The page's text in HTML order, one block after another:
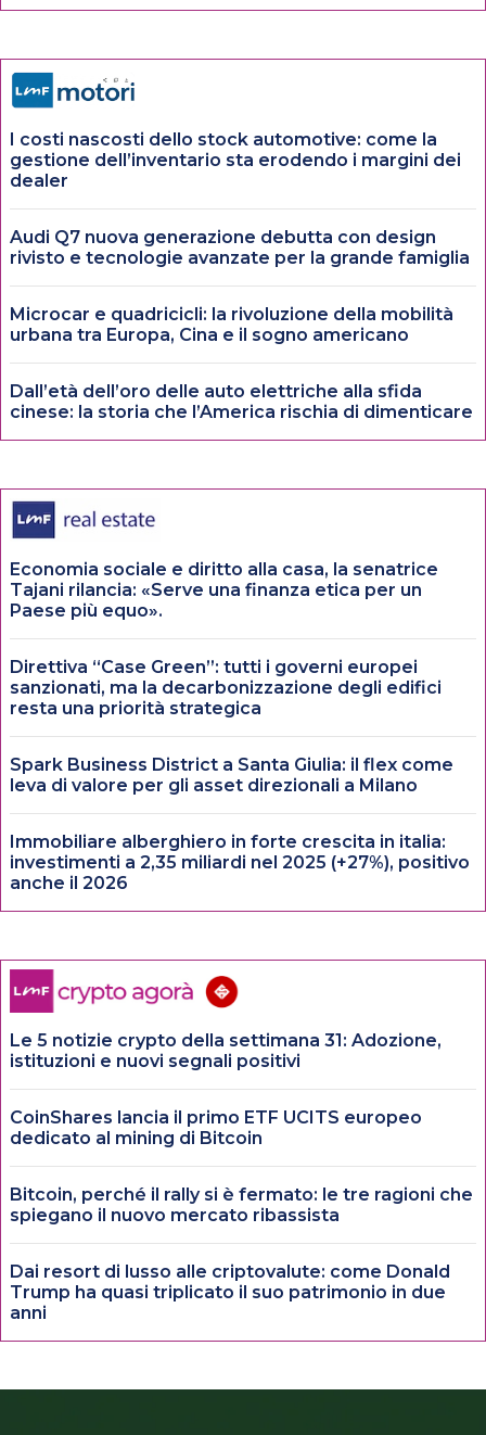
I costi nascosti dello stock automotive: come la
gestione dell’inventario sta erodendo i margini dei
dealer
Audi Q7 nuova generazione debutta con design
rivisto e tecnologie avanzate per la grande famiglia
Microcar e quadricicli: la rivoluzione della mobilità
urbana tra Europa, Cina e il sogno americano
Dall’età dell’oro delle auto elettriche alla sfida
cinese: la storia che l’America rischia di dimenticare
Economia sociale e diritto alla casa, la senatrice
Tajani rilancia: «Serve una finanza etica per un
Paese più equo».
Direttiva “Case Green”: tutti i governi europei
sanzionati, ma la decarbonizzazione degli edifici
resta una priorità strategica
Spark Business District a Santa Giulia: il flex come
leva di valore per gli asset direzionali a Milano
Immobiliare alberghiero in forte crescita in italia:
investimenti a 2,35 miliardi nel 2025 (+27%), positivo
anche il 2026
Le 5 notizie crypto della settimana 31: Adozione,
istituzioni e nuovi segnali positivi
CoinShares lancia il primo ETF UCITS europeo
dedicato al mining di Bitcoin
Bitcoin, perché il rally si è fermato: le tre ragioni che
spiegano il nuovo mercato ribassista
Dai resort di lusso alle criptovalute: come Donald
Trump ha quasi triplicato il suo patrimonio in due
anni